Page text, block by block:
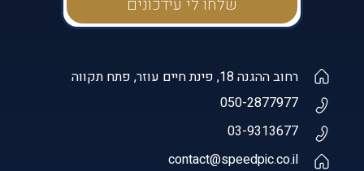
רחוב ההגנה 18, פינת חיים עוזר, פתח תקווה
050-2877977
03-9313677
contact@speedpic.co.il